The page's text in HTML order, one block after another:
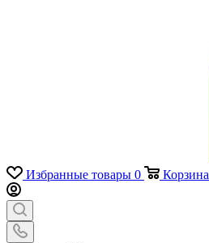
Избранные товары 0 Корзина